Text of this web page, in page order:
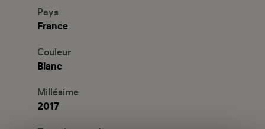
Pays
France
Couleur
Blanc
Millésime
2017